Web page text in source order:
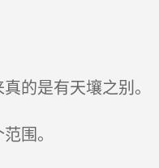
的是有天壤之别。
围。